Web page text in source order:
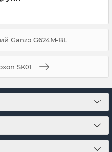
Ganzo G624M-BL
SK01